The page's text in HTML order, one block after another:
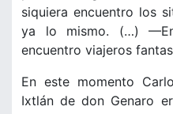
siquiera encuentro los
ya lo mismo. (…)
encuentro viajeros
En este momento
Ixtlán de don Genaro